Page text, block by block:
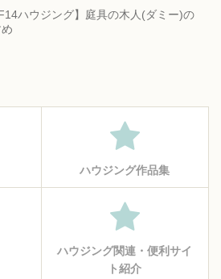
ハウジング】庭具の木人(ダミー)の
ハウジング作品集
ハウジング関連・便利サイ
ト紹介